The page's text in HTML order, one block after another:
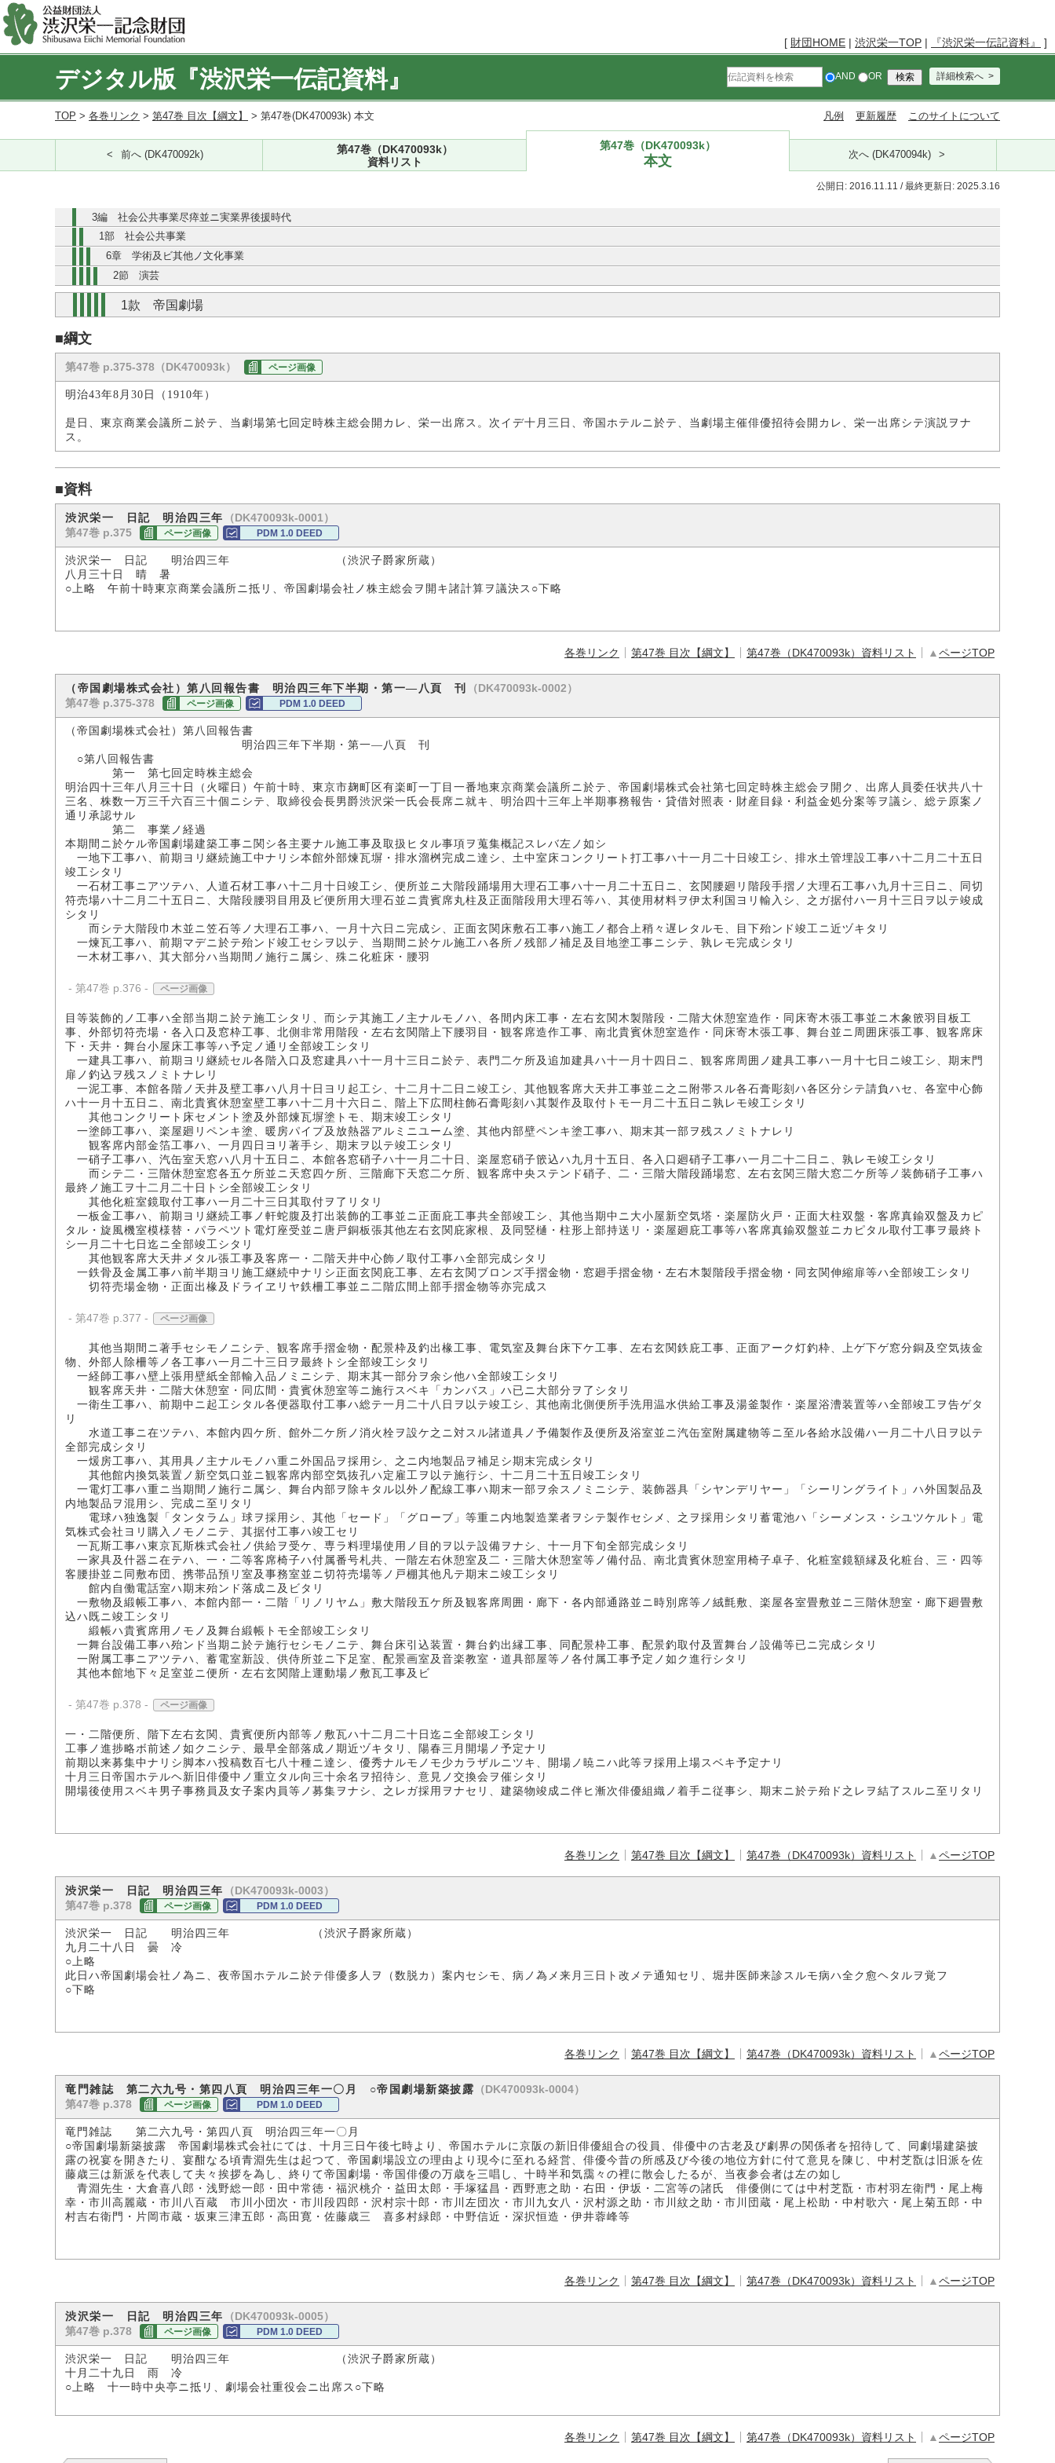
[ 財団HOME | 渋沢栄一TOP | 『渋沢栄一伝記資料』 ]
デジタル版『渋沢栄一伝記資料』 AND OR 詳細検索へ
TOP > 各巻リンク > 第47巻 目次【綱文】 > 第47巻(DK470093k) 本文 凡例 更新履歴 このサイトについて
前へ (DK470092k)
第47巻（DK470093k）
資料リスト
第47巻（DK470093k）
本文 次へ (DK470094k)
公開日: 2016.11.11 / 最終更新日: 2025.3.16
3編 社会公共事業尽瘁並ニ実業界後援時代
1部 社会公共事業
6章 学術及ビ其他ノ文化事業
2節 演芸
1款 帝国劇場
■綱文
第47巻 p.375-378（DK470093k） ページ画像
明治43年8月30日（1910年）
是日、東京商業会議所ニ於テ、当劇場第七回定時株主総会開カレ、栄一出席ス。次イデ十月三日、帝国ホテルニ於テ、当劇場主催俳優招待会開カレ、栄一出席シテ演説ヲナ
ス。
■資料
渋沢栄一 日記 明治四三年
（DK470093k-0001）
第47巻 p.375
ページ画像 PDM 1.0 DEED
渋沢栄一 日記 明治四三年 （渋沢子爵家所蔵）
八月三十日 晴 暑
○上略 午前十時東京商業会議所ニ抵リ、帝国劇場会社ノ株主総会ヲ開キ諸計算ヲ議決ス○下略
各巻リンク 第47巻 目次【綱文】 第47巻（DK470093k）資料リスト ▲ページTOP
（帝国劇場株式会社）第八回報告書 明治四三年下半期・第一―八頁 刊
（DK470093k-0002）
第47巻 p.375-378
ページ画像 PDM 1.0 DEED
（帝国劇場株式会社）第八回報告書
明治四三年下半期・第一―八頁 刊
○第八回報告書
第一 第七回定時株主総会
明治四十三年八月三十日（火曜日）午前十時、東京市麹町区有楽町一丁目一番地東京商業会議所ニ於テ、帝国劇場株式会社第七回定時株主総会ヲ開ク、出席人員委任状共八十
三名、株数一万三千六百三十個ニシテ、取締役会長男爵渋沢栄一氏会長席ニ就キ、明治四十三年上半期事務報告・貸借対照表・財産目録・利益金処分案等ヲ議シ、総テ原案ノ
通リ承認サル
第二 事業ノ経過
本期間ニ於ケル帝国劇場建築工事ニ関シ各主要ナル施工事及取扱ヒタル事項ヲ蒐集概記スレバ左ノ如シ
一地下工事ハ、前期ヨリ継続施工中ナリシ本館外部煉瓦塀・排水溜桝完成ニ達シ、土中室床コンクリート打工事ハ十一月二十日竣工シ、排水土管埋設工事ハ十二月二十五日
竣工シタリ
一石材工事ニアツテハ、人道石材工事ハ十二月十日竣工シ、便所並ニ大階段踊場用大理石工事ハ十一月二十五日ニ、玄関腰廻リ階段手摺ノ大理石工事ハ九月十三日ニ、同切
符売場ハ十二月二十五日ニ、大階段腰羽目用及ビ便所用大理石並ニ貴賓席丸柱及正面階段用大理石等ハ、其使用材料ヲ伊太利国ヨリ輸入シ、之ガ据付ハ一月十三日ヲ以テ竣成
シタリ
而シテ大階段巾木並ニ笠石等ノ大理石工事ハ、一月十六日ニ完成シ、正面玄関床敷石工事ハ施工ノ都合上稍々遅レタルモ、目下殆ンド竣工ニ近ヅキタリ
一煉瓦工事ハ、前期マデニ於テ殆ンド竣工セシヲ以テ、当期間ニ於ケル施工ハ各所ノ残部ノ補足及目地塗工事ニシテ、孰レモ完成シタリ
一木材工事ハ、其大部分ハ当期間ノ施行ニ属シ、殊ニ化粧床・腰羽
- 第47巻 p.376 - ページ画像
目等装飾的ノ工事ハ全部当期ニ於テ施工シタリ、而シテ其施工ノ主ナルモノハ、各間内床工事・左右玄関木製階段・二階大休憩室造作・同床寄木張工事並ニ木象篏羽目板工
事、外部切符売場・各入口及窓枠工事、北側非常用階段・左右玄関階上下腰羽目・観客席造作工事、南北貴賓休憩室造作・同床寄木張工事、舞台並ニ周囲床張工事、観客席床
下・天井・舞台小屋床工事等ハ予定ノ通リ全部竣工シタリ
一建具工事ハ、前期ヨリ継続セル各階入口及窓建具ハ十一月十三日ニ於テ、表門二ケ所及追加建具ハ十一月十四日ニ、観客席周囲ノ建具工事ハ一月十七日ニ竣工シ、期末門
扉ノ釣込ヲ残スノミトナレリ
一泥工事、本館各階ノ天井及壁工事ハ八月十日ヨリ起工シ、十二月十二日ニ竣工シ、其他観客席大天井工事並ニ之ニ附帯スル各石膏彫刻ハ各区分シテ請負ハセ、各室中心飾
ハ十一月十五日ニ、南北貴賓休憩室壁工事ハ十二月十六日ニ、階上下広間柱飾石膏彫刻ハ其製作及取付トモ一月二十五日ニ孰レモ竣工シタリ
其他コンクリート床セメント塗及外部煉瓦塀塗トモ、期末竣工シタリ
一塗師工事ハ、楽屋廻リペンキ塗、暖房パイプ及放熱器アルミニユーム塗、其他内部壁ペンキ塗工事ハ、期末其一部ヲ残スノミトナレリ
観客席内部金箔工事ハ、一月四日ヨリ著手シ、期末ヲ以テ竣工シタリ
一硝子工事ハ、汽缶室天窓ハ八月十五日ニ、本館各窓硝子ハ十一月二十日、楽屋窓硝子篏込ハ九月十五日、各入口廻硝子工事ハ一月二十二日ニ、孰レモ竣工シタリ
而シテ二・三階休憩室窓各五ケ所並ニ天窓四ケ所、三階廊下天窓二ケ所、観客席中央ステンド硝子、二・三階大階段踊場窓、左右玄関三階大窓二ケ所等ノ装飾硝子工事ハ
最終ノ施工ヲ十二月二十日トシ全部竣工シタリ
其他化粧室鏡取付工事ハ一月二十三日其取付ヲ了リタリ
一板金工事ハ、前期ヨリ継続工事ノ軒蛇腹及打出装飾的工事並ニ正面庇工事共全部竣工シ、其他当期中ニ大小屋新空気塔・楽屋防火戸・正面大柱双盤・客席真鍮双盤及カピ
タル・旋風機室模様替・パラペツト電灯座受並ニ唐戸銅板張其他左右玄関庇家根、及同竪樋・柱形上部持送リ・楽屋廻庇工事等ハ客席真鍮双盤並ニカピタル取付工事ヲ最終ト
シ一月二十七日迄ニ全部竣工シタリ
其他観客席大天井メタル張工事及客席一・二階天井中心飾ノ取付工事ハ全部完成シタリ
一鉄骨及金属工事ハ前半期ヨリ施工継続中ナリシ正面玄関庇工事、左右玄関ブロンズ手摺金物・窓廻手摺金物・左右木製階段手摺金物・同玄関伸縮扉等ハ全部竣工シタリ
切符売場金物・正面出椽及ドライヱリヤ鉄柵工事並ニ二階広間上部手摺金物等亦完成ス
- 第47巻 p.377 - ページ画像
其他当期間ニ著手セシモノニシテ、観客席手摺金物・配景枠及釣出椽工事、電気室及舞台床下ケ工事、左右玄関鉄庇工事、正面アーク灯釣枠、上ゲ下ゲ窓分銅及空気抜金
物、外部人除柵等ノ各工事ハ一月二十三日ヲ最終トシ全部竣工シタリ
一経師工事ハ壁上張用壁紙全部輸入品ノミニシテ、期末其一部分ヲ余シ他ハ全部竣工シタリ
観客席天井・二階大休憩室・同広間・貴賓休憩室等ニ施行スベキ「カンバス」ハ已ニ大部分ヲ了シタリ
一衛生工事ハ、前期中ニ起工シタル各便器取付工事ハ総テ一月二十八日ヲ以テ竣工シ、其他南北側便所手洗用温水供給工事及湯釜製作・楽屋浴漕装置等ハ全部竣工ヲ告ゲタ
リ
水道工事ニ在ツテハ、本館内四ケ所、館外二ケ所ノ消火栓ヲ設ケ之ニ対スル諸道具ノ予備製作及便所及浴室並ニ汽缶室附属建物等ニ至ル各給水設備ハ一月二十八日ヲ以テ
全部完成シタリ
一煖房工事ハ、其用具ノ主ナルモノハ重ニ外国品ヲ採用シ、之ニ内地製品ヲ補足シ期末完成シタリ
其他館内換気装置ノ新空気口並ニ観客席内部空気抜孔ハ定雇工ヲ以テ施行シ、十二月二十五日竣工シタリ
一電灯工事ハ重ニ当期間ノ施行ニ属シ、舞台内部ヲ除キタル以外ノ配線工事ハ期末一部ヲ余スノミニシテ、装飾器具「シヤンデリヤー」「シーリングライト」ハ外国製品及
内地製品ヲ混用シ、完成ニ至リタリ
電球ハ独逸製「タンタラム」球ヲ採用シ、其他「セード」「グローブ」等重ニ内地製造業者ヲシテ製作セシメ、之ヲ採用シタリ蓄電池ハ「シーメンス・シユツケルト」電
気株式会社ヨリ購入ノモノニテ、其据付工事ハ竣工セリ
一瓦斯工事ハ東京瓦斯株式会社ノ供給ヲ受ケ、専ラ料理場使用ノ目的ヲ以テ設備ヲナシ、十一月下旬全部完成シタリ
一家具及什器ニ在テハ、一・二等客席椅子ハ付属番号札共、一階左右休憩室及二・三階大休憩室等ノ備付品、南北貴賓休憩室用椅子卓子、化粧室鏡額縁及化粧台、三・四等
客腰掛並ニ同敷布団、携帯品預リ室及事務室並ニ切符売場等ノ戸棚其他凡テ期末ニ竣工シタリ
館内自働電話室ハ期末殆ンド落成ニ及ビタリ
一敷物及緞帳工事ハ、本館内部一・二階「リノリヤム」敷大階段五ケ所及観客席周囲・廊下・各内部通路並ニ時別席等ノ絨氈敷、楽屋各室畳敷並ニ三階休憩室・廊下廻畳敷
込ハ既ニ竣工シタリ
緞帳ハ貴賓席用ノモノ及舞台緞帳トモ全部竣工シタリ
一舞台設備工事ハ殆ンド当期ニ於テ施行セシモノニテ、舞台床引込装置・舞台釣出縁工事、同配景枠工事、配景釣取付及置舞台ノ設備等已ニ完成シタリ
一附属工事ニアツテハ、蓄電室新設、供侍所並ニ下足室、配景画室及音楽教室・道具部屋等ノ各付属工事予定ノ如ク進行シタリ
其他本館地下々足室並ニ便所・左右玄関階上運動場ノ敷瓦工事及ビ
- 第47巻 p.378 - ページ画像
一・二階便所、階下左右玄関、貴賓便所内部等ノ敷瓦ハ十二月二十日迄ニ全部竣工シタリ
工事ノ進捗略ボ前述ノ如クニシテ、最早全部落成ノ期近ヅキタリ、陽春三月開場ノ予定ナリ
前期以来募集中ナリシ脚本ハ投稿数百七八十種ニ達シ、優秀ナルモノモ少カラザルニツキ、開場ノ暁ニハ此等ヲ採用上場スベキ予定ナリ
十月三日帝国ホテルヘ新旧俳優中ノ重立タル向三十余名ヲ招待シ、意見ノ交換会ヲ催シタリ
開場後使用スベキ男子事務員及女子案内員等ノ募集ヲナシ、之レガ採用ヲナセリ、建築物竣成ニ伴ヒ漸次俳優組織ノ着手ニ従事シ、期末ニ於テ殆ド之レヲ結了スルニ至リタリ
各巻リンク 第47巻 目次【綱文】 第47巻（DK470093k）資料リスト ▲ページTOP
渋沢栄一 日記 明治四三年
（DK470093k-0003）
第47巻 p.378
ページ画像 PDM 1.0 DEED
渋沢栄一 日記 明治四三年 （渋沢子爵家所蔵）
九月二十八日 曇 冷
○上略
此日ハ帝国劇場会社ノ為ニ、夜帝国ホテルニ於テ俳優多人ヲ（数脱カ）案内セシモ、病ノ為メ来月三日ト改メテ通知セリ、堀井医師来診スルモ病ハ全ク愈ヘタルヲ覚フ
○下略
各巻リンク 第47巻 目次【綱文】 第47巻（DK470093k）資料リスト ▲ページTOP
竜門雑誌 第二六九号・第四八頁 明治四三年一〇月 ○帝国劇場新築披露 （DK470093k-0004）
第47巻 p.378
ページ画像 PDM 1.0 DEED
竜門雑誌 第二六九号・第四八頁 明治四三年一〇月
○帝国劇場新築披露 帝国劇場株式会社にては、十月三日午後七時より、帝国ホテルに京阪の新旧俳優組合の役員、俳優中の古老及び劇界の関係者を招待して、同劇場建築披
露の祝宴を開きたり、宴酣なる頃青淵先生は起つて、帝国劇場設立の理由より現今に至れる経営、俳優今昔の所感及び今後の地位方針に付て意見を陳じ、中村芝翫は旧派を佐
藤歳三は新派を代表して夫々挨拶を為し、終りて帝国劇場・帝国俳優の万歳を三唱し、十時半和気靄々の裡に散会したるが、当夜参会者は左の如し
青淵先生・大倉喜八郎・浅野総一郎・田中常徳・福沢桃介・益田太郎・手塚猛昌・西野恵之助・右田・伊坂・二宮等の諸氏 俳優側にては中村芝翫・市村羽左衛門・尾上梅
幸・市川高麗蔵・市川八百蔵 市川小団次・市川段四郎・沢村宗十郎・市川左団次・市川九女八・沢村源之助・市川紋之助・市川団蔵・尾上松助・中村歌六・尾上菊五郎・中
村吉右衛門・片岡市蔵・坂東三津五郎・高田寛・佐藤歳三 喜多村緑郎・中野信近・深択恒造・伊井蓉峰等
各巻リンク 第47巻 目次【綱文】 第47巻（DK470093k）資料リスト ▲ページTOP
渋沢栄一 日記 明治四三年
（DK470093k-0005）
第47巻 p.378
ページ画像 PDM 1.0 DEED
渋沢栄一 日記 明治四三年 （渋沢子爵家所蔵）
十月二十九日 雨 冷
○上略 十一時中央亭ニ抵リ、劇場会社重役会ニ出席ス○下略
各巻リンク 第47巻 目次【綱文】 第47巻（DK470093k）資料リスト ▲ページTOP